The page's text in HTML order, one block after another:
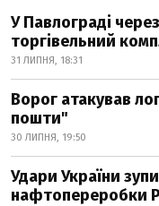
У Павлограді
торгівельний
31 ЛИПНЯ, 18:31
Ворог атакував
пошти"
30 ЛИПНЯ, 19:50
Удари України
нафтопереробки